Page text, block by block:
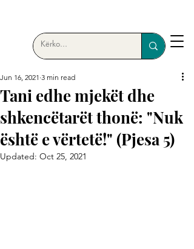
Tani edhe mjekët dhe
shkencëtarët thonë: "Nuk
është e vërtetë!" (Pjesa 5)
Jun 16, 2021 3 min read
Updated: Oct 25, 2021